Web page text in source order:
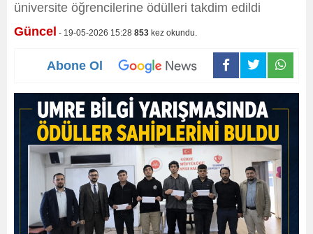
üniversite öğrencilerine ödülleri takdim edildi
Güncel - 19-05-2026 15:28 853 kez okundu.
Abone Ol